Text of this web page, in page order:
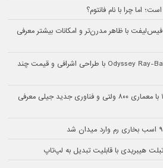
شاسی‌بلند ماهیندرا Scorpio-N فیس‌لیفت با ظاهر مدرن‌تر و امکانات بیشتر معرفی
کاویار از عینک هوشمند لوکس Odyssey Ray-Ban با طراحی اشرافی و قیمت چند
شاسی‌بلند جدید برقی اسمارت #۱ با معماری ۸۰۰ ولتی و فناوری جدید جیلی معرفی